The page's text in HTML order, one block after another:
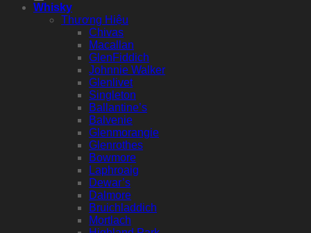
Whisky
Thương Hiệu
Chivas
Macallan
GlenFiddich
Johnnie Walker
Glenlivet
Singleton
Ballantine’s
Balvenie
Glenmorangie
Glenrothes
Bowmore
Laphroaig
Dewar’s
Dalmore
Bruichladdich
Mortlach